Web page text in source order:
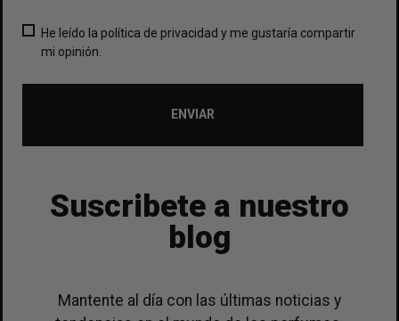
He leído la política de privacidad y me gustaría compartir
mi opinión.
ENVIAR
Suscribete a nuestro
blog
Mantente al día con las últimas noticias y